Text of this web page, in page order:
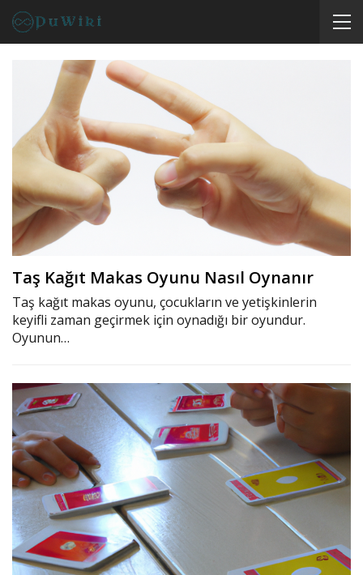
Taş Kağıt Makas Oyunu Nasıl Oynanır
Taş kağıt makas oyunu, çocukların ve yetişkinlerin
keyifli zaman geçirmek için oynadığı bir oyundur.
Oyunun…